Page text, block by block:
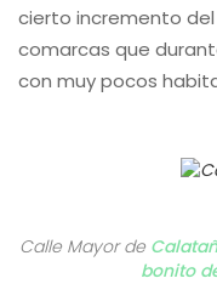
cierto incremento
comarcas que
con muy pocos
Calle Mayor de
bonito